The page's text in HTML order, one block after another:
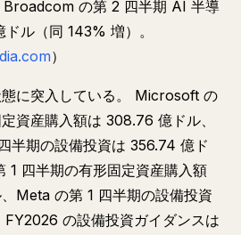
Broadcom の第 2 四半期 AI 半導
ル（同 143% 増）。
）
に突入している。 Microsoft の
資産購入額は 308.76 億ドル、
半期の設備投資は 356.74 億ド
1 四半期の有形固定資産購入額
Meta の第 1 四半期の設備投資
の設備投資ガイダンスは